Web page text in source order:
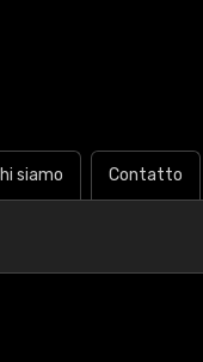
siamo Contatto